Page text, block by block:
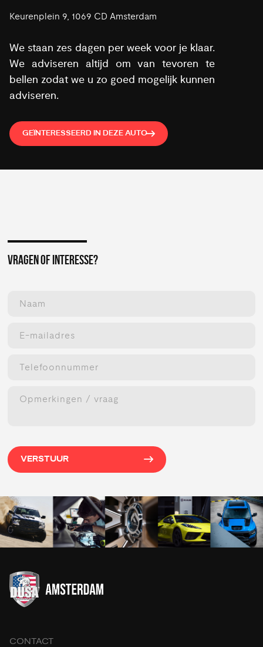
Keurenplein 9, 1069 CD Amsterdam
We staan zes dagen per week voor je klaar.
We adviseren altijd om van tevoren te
bellen zodat we u zo goed mogelijk kunnen
adviseren.
GEÏNTERESSEERD IN DEZE AUTO
VRAGEN OF INTERESSE?
VERSTUUR
CONTACT